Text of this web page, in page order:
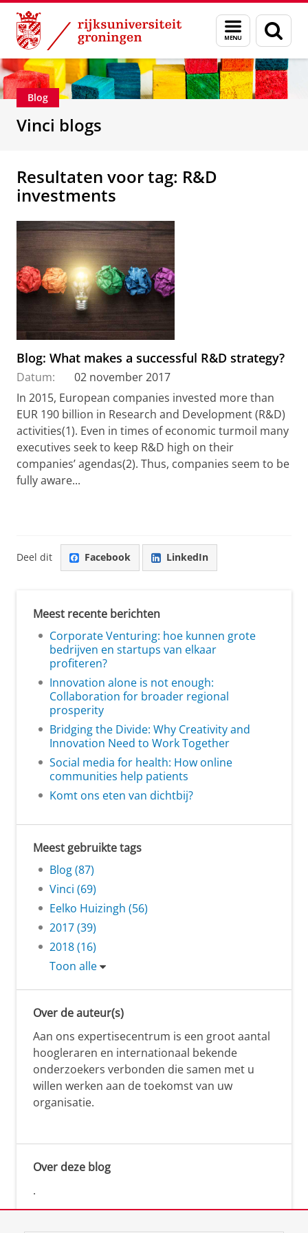
Skip
Content
Skip
Navigation
Menu
en
zoeken
Department of Innovation Management &
Blog
Vinci blogs
Resultaten voor tag: R&D
investments
Blog: What makes a successful R&D strategy?
Datum:
02 november 2017
In 2015, European companies invested more than
EUR 190 billion in Research and Development (R&D)
activities(1). Even in times of economic turmoil many
executives seek to keep R&D high on their
companies’ agendas(2). Thus, companies seem to be
fully aware...
Deel dit Facebook LinkedIn
Meest recente berichten
Corporate Venturing: hoe kunnen grote
bedrijven en startups van elkaar
profiteren?
Innovation alone is not enough:
Collaboration for broader regional
prosperity
Bridging the Divide: Why Creativity and
Innovation Need to Work Together
Social media for health: How online
communities help patients
Komt ons eten van dichtbij?
Meest gebruikte tags
Blog (87)
Vinci (69)
Eelko Huizingh (56)
2017 (39)
2018 (16)
Toon alle
Over de auteur(s)
Aan ons expertisecentrum is een groot aantal
hoogleraren en internationaal bekende
onderzoekers verbonden die samen met u
willen werken aan de toekomst van uw
organisatie.
Over deze blog
.